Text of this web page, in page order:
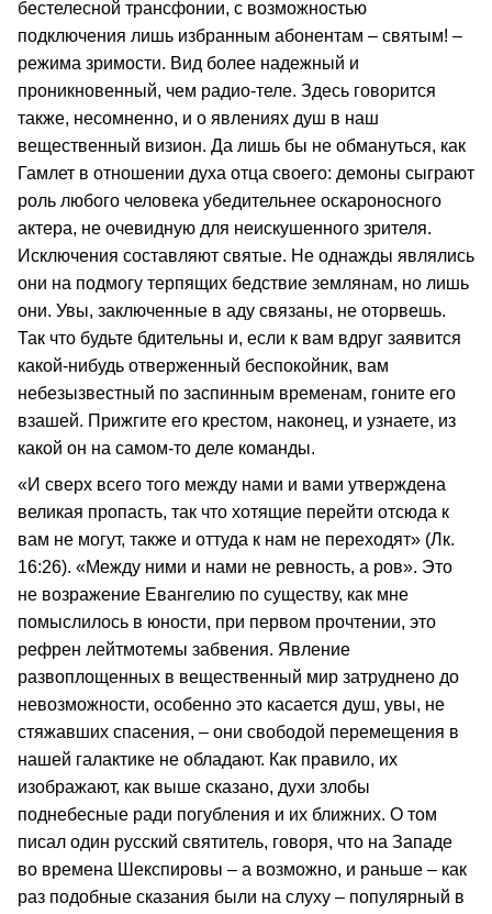
бестелесной трансфонии, с возможностью
подключения лишь избранным абонентам – святым! –
режима зримости. Вид более надежный и
проникновенный, чем радио-теле. Здесь говорится
также, несомненно, и о явлениях душ в наш
вещественный визион. Да лишь бы не обмануться, как
Гамлет в отношении духа отца своего: демоны сыграют
роль любого человека убедительнее оскароносного
актера, не очевидную для неискушенного зрителя.
Исключения составляют святые. Не однажды являлись
они на подмогу терпящих бедствие землянам, но лишь
они. Увы, заключенные в аду связаны, не оторвешь.
Так что будьте бдительны и, если к вам вдруг заявится
какой-нибудь отверженный беспокойник, вам
небезызвестный по заспинным временам, гоните его
взашей. Прижгите его крестом, наконец, и узнаете, из
какой он на самом-то деле команды.
«И сверх всего того между нами и вами утверждена
великая пропасть, так что хотящие перейти отсюда к
вам не могут, также и оттуда к нам не переходят» (Лк.
16:26). «Между ними и нами не ревность, а ров». Это
не возражение Евангелию по существу, как мне
помыслилось в юности, при первом прочтении, это
рефрен лейтмотемы забвения. Явление
развоплощенных в вещественный мир затруднено до
невозможности, особенно это касается душ, увы, не
стяжавших спасения, – они свободой перемещения в
нашей галактике не обладают. Как правило, их
изображают, как выше сказано, духи злобы
поднебесные ради погубления и их ближних. О том
писал один русский святитель, говоря, что на Западе
во времена Шекспировы – а возможно, и раньше – как
раз подобные сказания были на слуху – популярный в